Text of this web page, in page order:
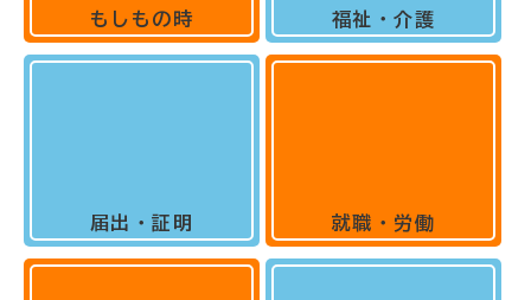
もしもの時
届出・証明
福祉・介護
就職・労働